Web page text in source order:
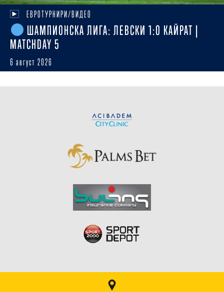
ЕВРОТУРНИРИ/ВИДЕО
ШАМПИОНСКА ЛИГА: ЛЕВСКИ 1:0 КАЙРАТ |
MATCHDAY 5
6 август 2026